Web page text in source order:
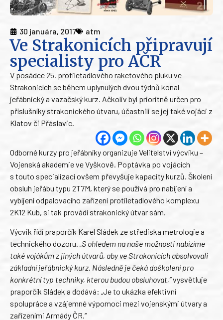
30 januára, 2017 atm
Ve Strakonicích připravují
specialisty pro AČR
V posádce 25. protiletadlového raketového pluku ve
Strakonicích se během uplynulých dvou týdnů konal
jeřábnický a vazačský kurz. Ačkoliv byl prioritně určen pro
příslušníky strakonického útvaru, účastnili se jej také vojáci z
Klatov či Přáslavic.
Odborné kurzy pro jeřábníky organizuje Velitelství výcviku –
Vojenská akademie ve Vyškově. Poptávka po vojácích
s touto specializací ovšem převyšuje kapacity kurzů. Školení
obsluh jeřábu typu 2T7M, který se používá pro nabíjení a
vybíjení odpalovacího zařízení protiletadlového komplexu
2K12 Kub, si tak provádí strakonický útvar sám.
Výcvik řídí praporčík Karel Sládek ze střediska metrologie a
technického dozoru.
„S ohledem na naše možnosti nabízíme
také vojákům z jiných útvarů, aby ve Strakonicích absolvovali
základní jeřábnický kurz. Následně je čeká doškolení pro
konkrétní typ techniky, kterou budou obsluhovat,“vysvětluje
praporčík Sládek a dodává: „Je to ukázka efektivní
spolupráce a vzájemné výpomoci mezi vojenskými útvary a
zařízeními Armády ČR.“